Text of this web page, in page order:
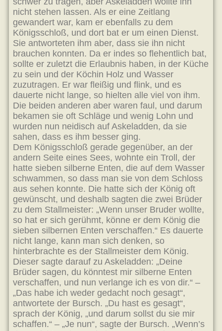
nicht stehen lassen. Als er eine Zeitlang
gewandert war, kam er ebenfalls zu dem
Königsschloß, und dort bat er um einen Dienst.
Sie antworteten ihm aber, dass sie ihn nicht
brauchen konnten. Da er indes so flehentlich bat,
sollte er zuletzt die Erlaubnis haben, in der Küche
zu sein und der Köchin Holz und Wasser
zuzutragen. Er war fleißig und flink, und es
dauerte nicht lange, so hielten alle viel von ihm.
Die beiden anderen aber waren faul, und darum
bekamen sie oft Schläge und wenig Lohn und
wurden nun neidisch auf Askeladden, da sie
sahen, dass es ihm besser ging.
Dem Königsschloß gerade gegenüber, an der
andern Seite eines Sees, wohnte ein Troll, der
hatte sieben silberne Enten, die auf dem Wasser
schwammen, so dass man sie von dem Schloss
aus sehen konnte. Die hatte sich der König oft
gewünscht, und deshalb sagten die zwei Brüder
zu dem Stallmeister: „Wenn unser Bruder wollte,
so hat er sich gerühmt, könne er dem König die
sieben silbernen Enten verschaffen.“ Es dauerte
nicht lange, kann man sich denken, so
hinterbrachte es der Stallmeister dem König.
Dieser sagte darauf zu Askeladden: „Deine
Brüder sagen, du könntest mir silberne Enten
verschaffen, und nun verlange ich es von dir.“ –
„Das habe ich weder gedacht noch gesagt“,
antwortete der Bursch. „Du hast es gesagt“,
sprach der König, „und darum sollst du sie mir
schaffen.“ – „Je nun“, sagte der Bursch. „Wenn’s